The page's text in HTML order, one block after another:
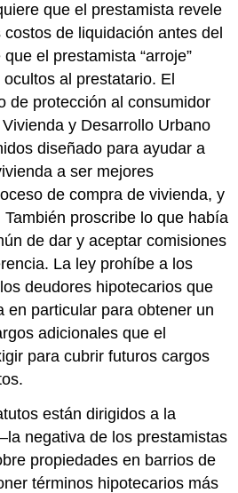
que el prestamista revele
de liquidación antes del
el prestamista “arroje”
al prestatario. El
de protección al consumidor
y Desarrollo Urbano
diseñado para ayudar a
a ser mejores
de compra de vivienda, y
proscribe lo que había
de dar y aceptar comisiones
La ley prohíbe a los
deudores hipotecarios que
en particular para obtener un
adicionales que el
para cubrir futuros cargos
están dirigidos a la
negativa de los prestamistas
propiedades en barrios de
términos hipotecarios más